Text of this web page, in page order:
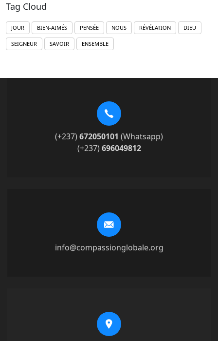
Tag Cloud
JOUR BIEN-AIMÉS PENSÉE NOUS RÉVÉLATION DIEU
SEIGNEUR SAVOIR ENSEMBLE
(+237) 672050101 (Whatsapp)
(+237) 696049812
info@compassionglobale.org